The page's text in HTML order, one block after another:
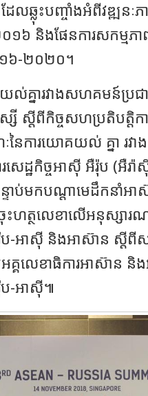
លឆ្លុះបញ្ចាំងអំពីវឌ្ឍនៈភា
៦ និងផែនការសកម្មភ
១៦-២០២០។
គ្នារវាងសហគមន៍ប្រជ
ស្តីពីកិច្ចសហប្រតិបត្តិក
នៃការយោគយល់ គ្នា រវ
សេដ្ឋកិច្ចអាស៊ី អឺរ៉ុប (អឺ
បន្ទាប់មកបណ្តាមេដឹកនាំ
ះហត្ថលេខាលើអនុស្សារ
ប-អាស៊ី និងអាស៊ាន ស្តីពីស
លេខាធិការអាស៊ាន និង
ប-អាស៊ី៕